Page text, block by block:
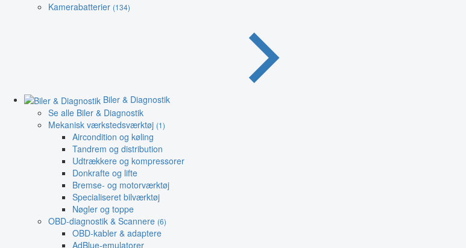
Kamerabatterier (134)
Biler & Diagnostik
Se alle Biler & Diagnostik
Mekanisk værkstedsværktøj (1)
Aircondition og køling
Tandrem og distribution
Udtrækkere og kompressorer
Donkrafte og lifte
Bremse- og motorværktøj
Specialiseret bilværktøj
Nøgler og toppe
OBD-diagnostik & Scannere (6)
OBD-kabler & adaptere
AdBlue-emulatorer